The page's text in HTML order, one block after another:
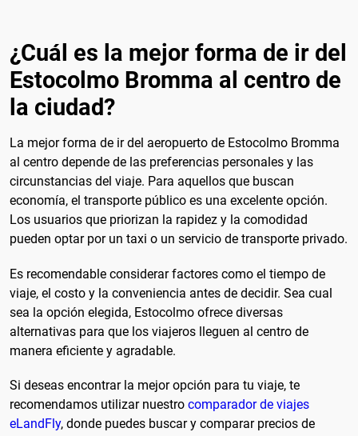
¿Cuál es la mejor forma de ir del
Estocolmo Bromma al centro de
la ciudad?
La mejor forma de ir del aeropuerto de Estocolmo Bromma
al centro depende de las preferencias personales y las
circunstancias del viaje. Para aquellos que buscan
economía, el transporte público es una excelente opción.
Los usuarios que priorizan la rapidez y la comodidad
pueden optar por un taxi o un servicio de transporte privado.
Es recomendable considerar factores como el tiempo de
viaje, el costo y la conveniencia antes de decidir. Sea cual
sea la opción elegida, Estocolmo ofrece diversas
alternativas para que los viajeros lleguen al centro de
manera eficiente y agradable.
Si deseas encontrar la mejor opción para tu viaje, te
recomendamos utilizar nuestro comparador de viajes
eLandFly, donde puedes buscar y comparar precios de